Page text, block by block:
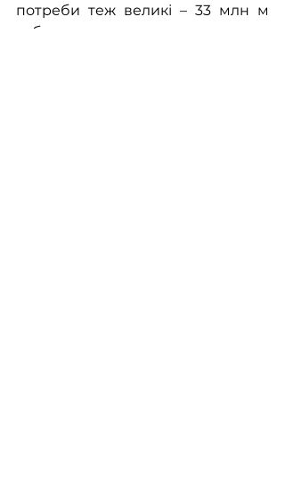
потреби теж великі – 33 млн м
куб.